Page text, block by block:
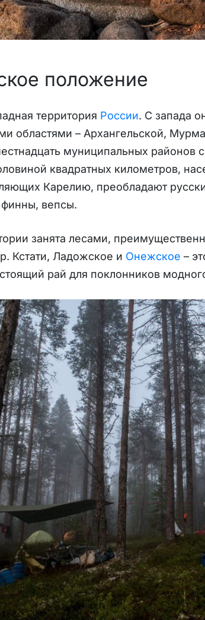
положение
территория России. С запада
областями – Архангельской,
муниципальных районов
квадратных километров,
Карелию, преобладают
вепсы.
занята лесами,
Кстати, Ладожское и Онежское –
рай для поклонников